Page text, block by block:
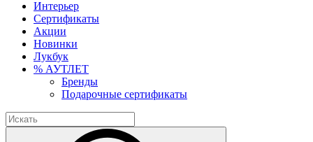
Интерьер
Сертификаты
Акции
Новинки
Лукбук
% АУТЛЕТ
Бренды
Подарочные сертификаты